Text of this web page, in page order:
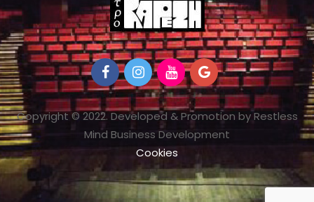
Copyright © 2022. Developed & Promotion by Restless
Mind Business Development
Cookies